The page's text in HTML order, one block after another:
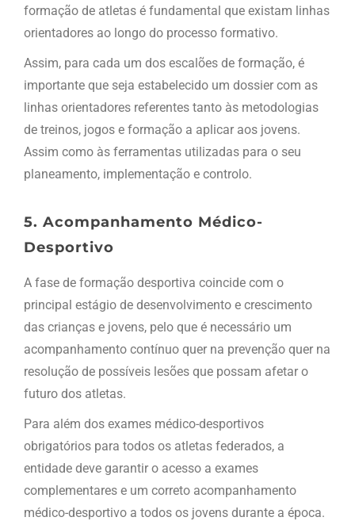
formação de atletas é fundamental que existam linhas
orientadores ao longo do processo formativo.
Assim, para cada um dos escalões de formação, é
importante que seja estabelecido um dossier com as
linhas orientadores referentes tanto às metodologias
de treinos, jogos e formação a aplicar aos jovens.
Assim como às ferramentas utilizadas para o seu
planeamento, implementação e controlo.
5. Acompanhamento Médico-
Desportivo
A fase de formação desportiva coincide com o
principal estágio de desenvolvimento e crescimento
das crianças e jovens, pelo que é necessário um
acompanhamento contínuo quer na prevenção quer na
resolução de possíveis lesões que possam afetar o
futuro dos atletas.
Para além dos exames médico-desportivos
obrigatórios para todos os atletas federados, a
entidade deve garantir o acesso a exames
complementares e um correto acompanhamento
médico-desportivo a todos os jovens durante a época.